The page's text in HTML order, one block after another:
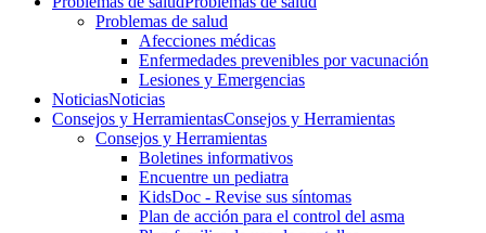
Problemas de salud
Afecciones médicas
Enfermedades prevenibles por vacunación
Lesiones y Emergencias
NoticiasNoticias
Consejos y HerramientasConsejos y Herramientas
Consejos y Herramientas
Boletines informativos
Encuentre un pediatra
KidsDoc - Revise sus síntomas
Plan de acción para el control del asma